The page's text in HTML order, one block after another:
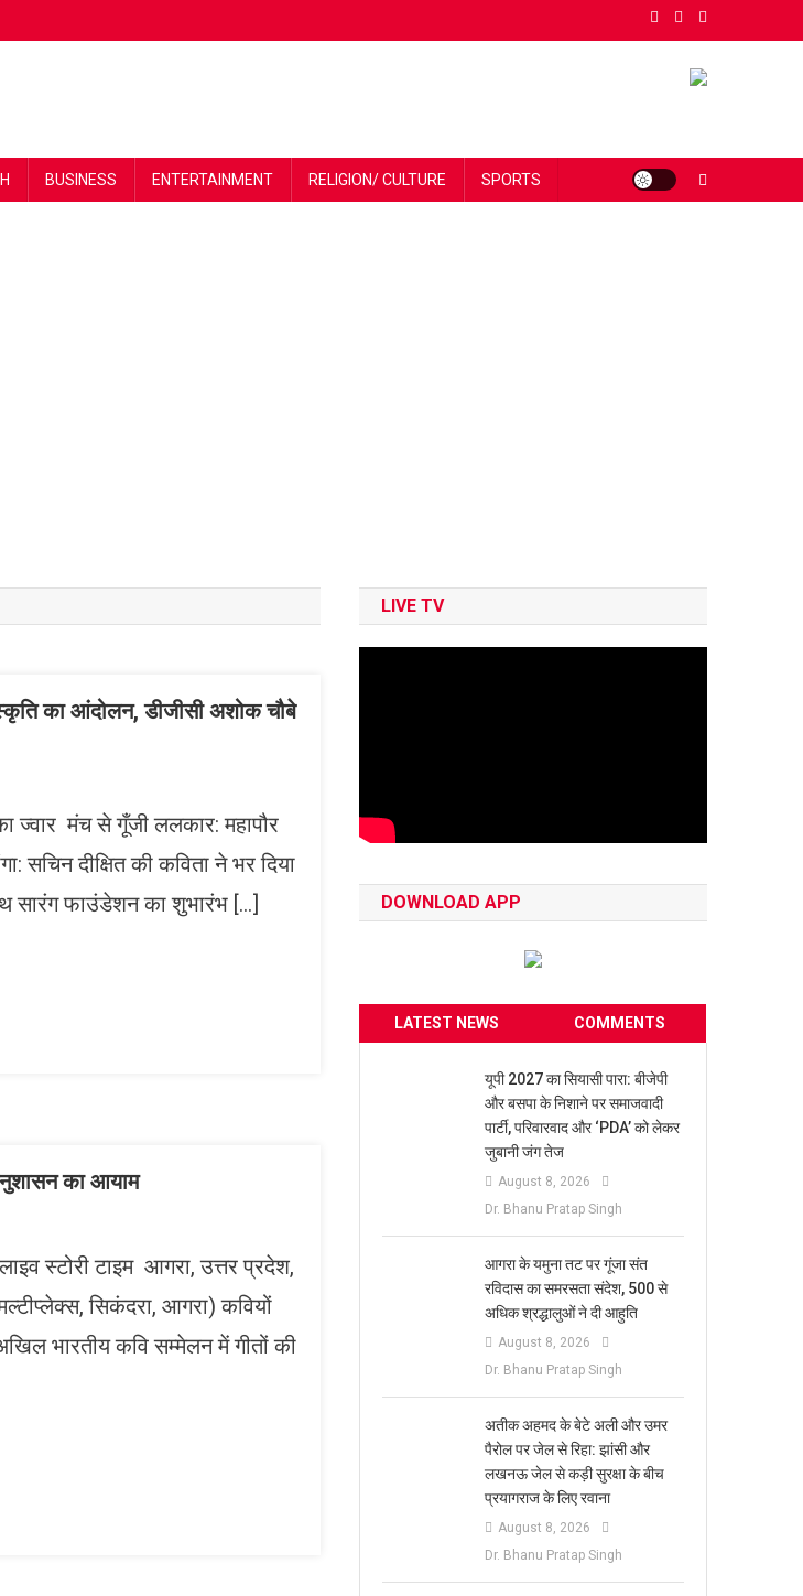
BUSINESS ENTERTAINMENT RELIGION/ CULTURE SPORTS
का आंदोलन, डीजीसी अशोक चौबे
ज्वार मंच से गूँजी ललकार: महापौर
सचिन दीक्षित की कविता ने भर दिया
सारंग फाउंडेशन का शुभारंभ […]
का आयाम
स्टोरी टाइम आगरा, उत्तर प्रदेश,
सिकंदरा, आगरा) कवियों
भारतीय कवि सम्मेलन में गीतों की
LIVE TV
DOWNLOAD APP
LATEST NEWS COMMENTS
यूपी 2027 का सियासी पारा: बीजेपी
और बसपा के निशाने पर समाजवादी
पार्टी, परिवारवाद और ‘PDA’ को लेकर
जुबानी जंग तेज
August 8, 2026
Dr. Bhanu Pratap Singh
आगरा के यमुना तट पर गूंजा संत
रविदास का समरसता संदेश, 500 से
अधिक श्रद्धालुओं ने दी आहुति
August 8, 2026
Dr. Bhanu Pratap Singh
अतीक अहमद के बेटे अली और उमर
पैरोल पर जेल से रिहा: झांसी और
लखनऊ जेल से कड़ी सुरक्षा के बीच
प्रयागराज के लिए रवाना
August 8, 2026
Dr. Bhanu Pratap Singh